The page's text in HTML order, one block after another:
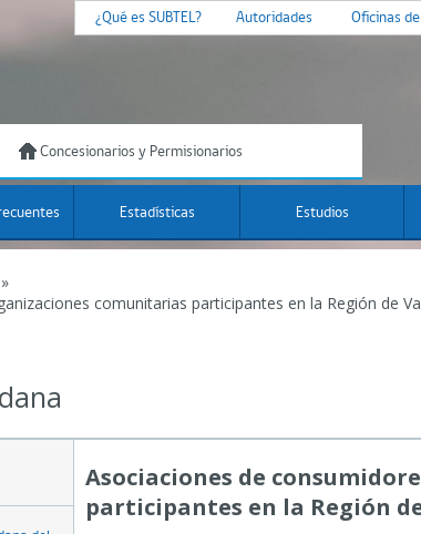
¿Qué es SUBTEL? Autoridades Oficinas
Concesionarios y Permisionarios
Estadísticas Estudios
»
comunitarias participantes en la Región de
Asociaciones de
participantes en la Región